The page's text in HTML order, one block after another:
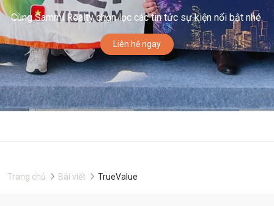
Cùng Sammi Realty chọn lọc các tin tức sự kiện nổi bật nhé.
Liên hệ ngay
Trang chủ Bài viết TrueValue